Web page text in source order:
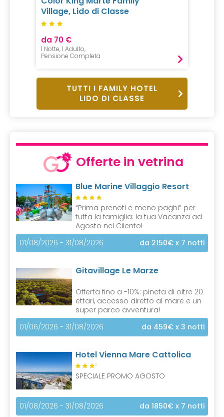
Village, Lido di Classe
da 70 €
1 Notte, 1 Adulto,
Pensione Completa
TUTTI I FAMILY HOTEL
LIDO DI CLASSE
Offerte in vetrina
Blue Marine Villaggio Resort
“Prima prenoti e meno paghi” per
tutta la famiglia: la tua Vacanza ad
Agosto nel Cilento!
01/08/2026 - 31/08/2026
da 2150€ x 7 notti
Gitavillage Le Marze
Offerta fino a -10%: pineta di oltre 20
ettari, accesso diretto al mare e un
super parco avventura!
01/06/2026 - 31/08/2026
da 459€ x 3 notti
Hotel Vienna Mare Cattolica
S
SPECIALE PROMO AGOSTO
01/08/2026 - 31/08/2026 da 1850€ x 7 notti